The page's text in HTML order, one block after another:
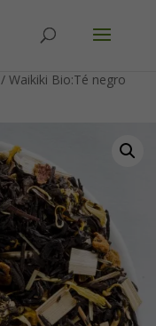
/ Waikiki Bio:Té negro